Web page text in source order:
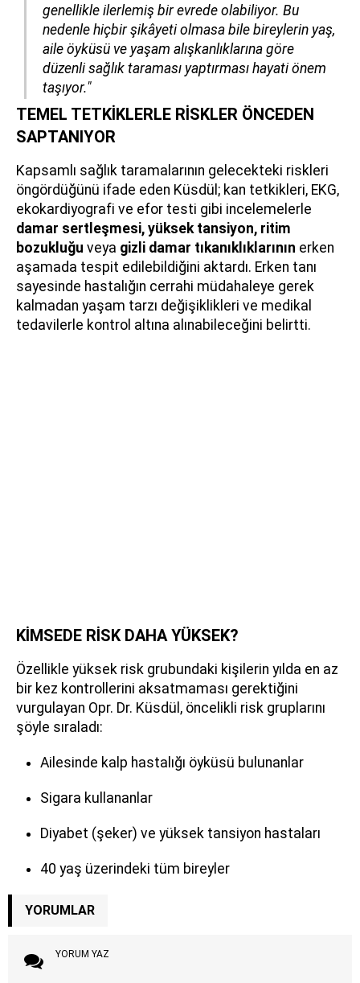
genellikle ilerlemiş bir evrede olabiliyor. Bu
nedenle hiçbir şikâyeti olmasa bile bireylerin yaş,
aile öyküsü ve yaşam alışkanlıklarına göre
düzenli sağlık taraması yaptırması hayati önem
taşıyor."
TEMEL TETKİKLERLE RİSKLER ÖNCEDEN
SAPTANIYOR
Kapsamlı sağlık taramalarının gelecekteki riskleri
öngördüğünü ifade eden Küsdül; kan tetkikleri, EKG,
ekokardiyografi ve efor testi gibi incelemelerle
damar sertleşmesi, yüksek tansiyon, ritim
bozukluğu veya gizli damar tıkanıklıklarının erken
aşamada tespit edilebildiğini aktardı. Erken tanı
sayesinde hastalığın cerrahi müdahaleye gerek
kalmadan yaşam tarzı değişiklikleri ve medikal
tedavilerle kontrol altına alınabileceğini belirtti.
KİMSEDE RİSK DAHA YÜKSEK?
Özellikle yüksek risk grubundaki kişilerin yılda en az
bir kez kontrollerini aksatmaması gerektiğini
vurgulayan Opr. Dr. Küsdül, öncelikli risk gruplarını
şöyle sıraladı:
Ailesinde kalp hastalığı öyküsü bulunanlar
Sigara kullananlar
Diyabet (şeker) ve yüksek tansiyon hastaları
40 yaş üzerindeki tüm bireyler
YORUMLAR
YORUM YAZ